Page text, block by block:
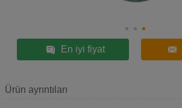
En iyi fiyat
Ürün ayrıntıları